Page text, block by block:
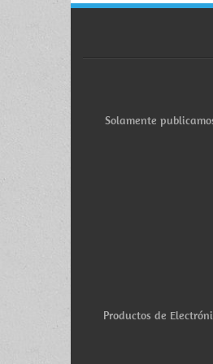
Solamente
Productos de